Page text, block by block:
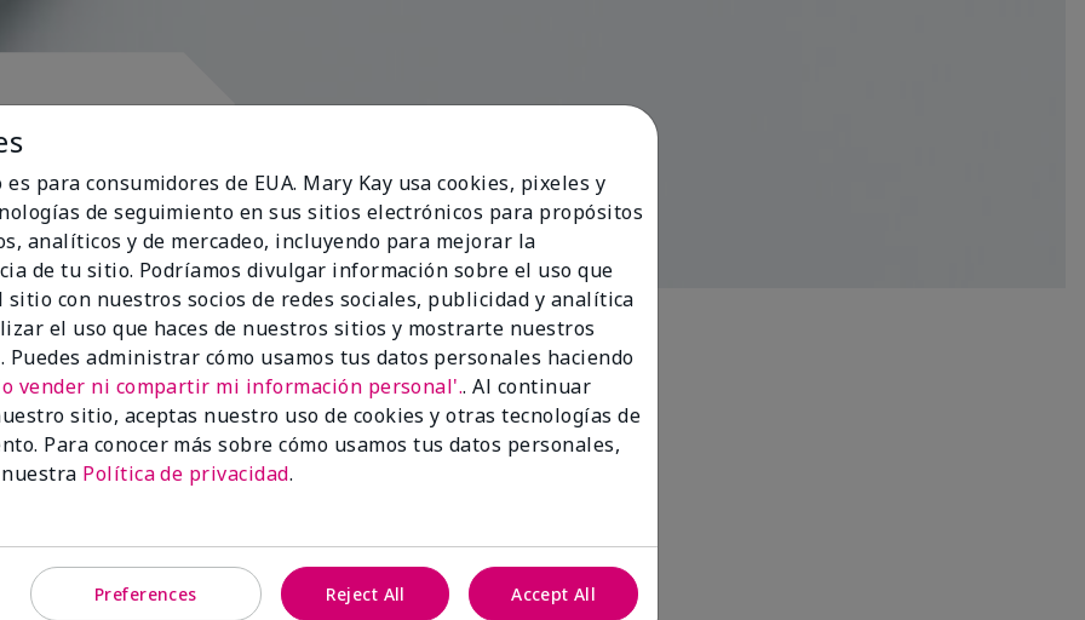
al corazón
Spark Change
es para consumidores de EUA. Mary Kay usa cookies, pixeles y
de seguimiento en sus sitios electrónicos para propósitos
analíticos y de mercadeo, incluyendo para mejorar la
de tu sitio. Podríamos divulgar información sobre el uso que
sitio con nuestros socios de redes sociales, publicidad y analítica
el uso que haces de nuestros sitios y mostrarte nuestros
Puedes administrar cómo usamos tus datos personales haciendo
vender ni compartir mi información personal'.. Al continuar
sitio, aceptas nuestro uso de cookies y otras tecnologías de
Para conocer más sobre cómo usamos tus datos personales,
Política de privacidad.
Preferences Reject All Accept All